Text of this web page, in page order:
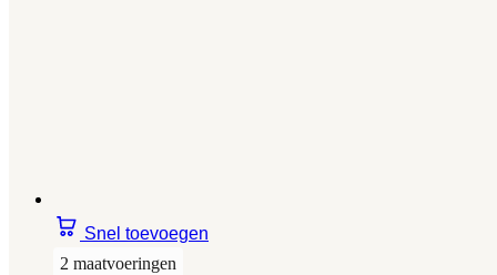
Snel toevoegen
2 maatvoeringen